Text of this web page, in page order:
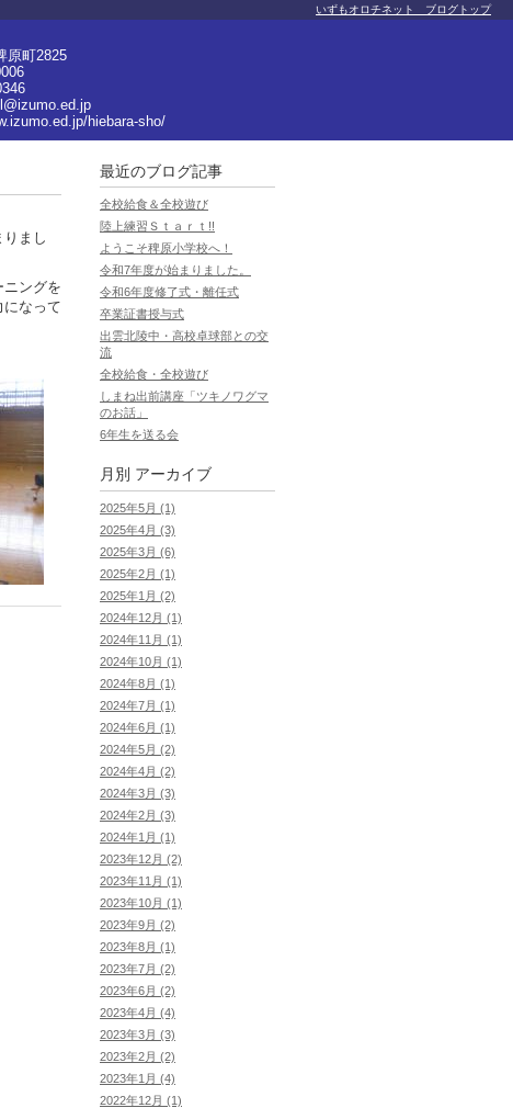
原町2825
hiebara-sho/
いずもオロチネット ブログトップ
まし
ングを
なって
最近のブログ記事
全校給食＆全校遊び
陸上練習Ｓｔａｒｔ!!
ようこそ稗原小学校へ！
令和7年度が始まりました。
令和6年度修了式・離任式
卒業証書授与式
出雲北陵中・高校卓球部との交
流
全校給食・全校遊び
しまね出前講座「ツキノワグマ
のお話」
6年生を送る会
月別 アーカイブ
2025年5月 (1)
2025年4月 (3)
2025年3月 (6)
2025年2月 (1)
2025年1月 (2)
2024年12月 (1)
2024年11月 (1)
2024年10月 (1)
2024年8月 (1)
2024年7月 (1)
2024年6月 (1)
2024年5月 (2)
2024年4月 (2)
2024年3月 (3)
2024年2月 (3)
2024年1月 (1)
2023年12月 (2)
2023年11月 (1)
2023年10月 (1)
2023年9月 (2)
2023年8月 (1)
2023年7月 (2)
2023年6月 (2)
2023年4月 (4)
2023年3月 (3)
2023年2月 (2)
2023年1月 (4)
2022年12月 (1)